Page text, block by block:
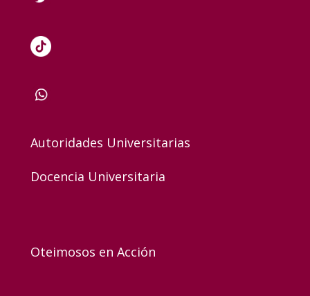
Autoridades Universitarias
Docencia Universitaria
Oteimosos en Acción